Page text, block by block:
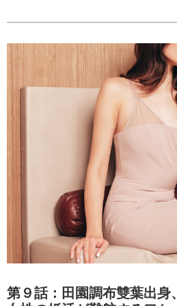
第９話：田園調布雙葉出